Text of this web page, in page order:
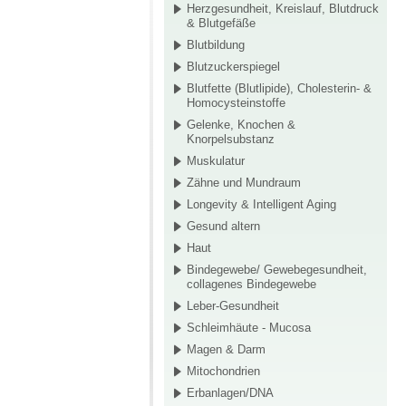
Herzgesundheit, Kreislauf, Blutdruck
& Blutgefäße
Blutbildung
Blutzuckerspiegel
Blutfette (Blutlipide), Cholesterin- &
Homocysteinstoffe
Gelenke, Knochen &
Knorpelsubstanz
Muskulatur
Zähne und Mundraum
Longevity & Intelligent Aging
Gesund altern
Haut
Bindegewebe/ Gewebegesundheit,
collagenes Bindegewebe
Leber-Gesundheit
Schleimhäute - Mucosa
Magen & Darm
Mitochondrien
Erbanlagen/DNA